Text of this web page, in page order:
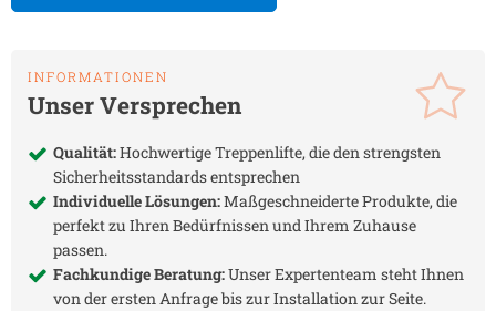
INFORMATIONEN
Unser Versprechen
Qualität:Hochwertige Treppenlifte, die den strengsten
Sicherheitsstandards entsprechen
Individuelle Lösungen:Maßgeschneiderte Produkte, die
perfekt zu Ihren Bedürfnissen und Ihrem Zuhause
passen.
Fachkundige Beratung:Unser Expertenteam steht Ihnen
von der ersten Anfrage bis zur Installation zur Seite.